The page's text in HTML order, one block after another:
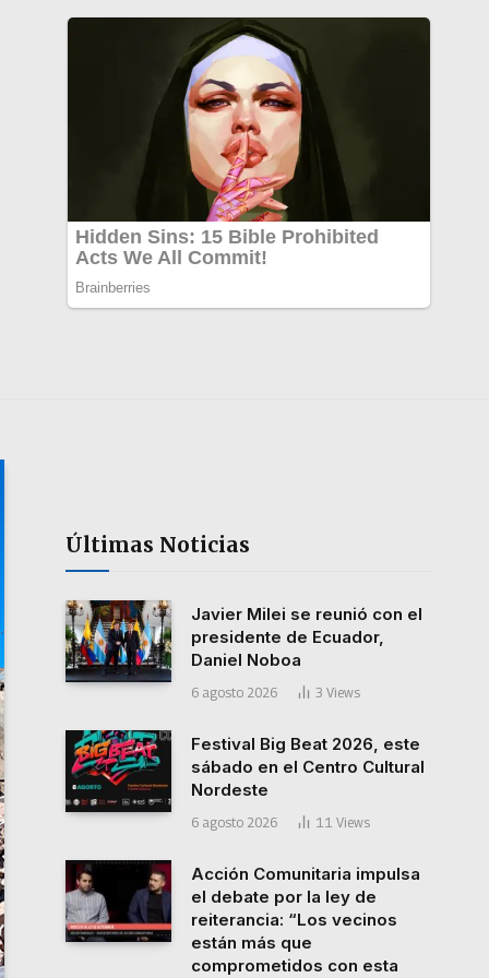
Últimas Noticias
Javier Milei se reunió con el
presidente de Ecuador,
Daniel Noboa
6 agosto 2026 3 Views
Festival Big Beat 2026, este
sábado en el Centro Cultural
Nordeste
6 agosto 2026 11 Views
Acción Comunitaria impulsa
el debate por la ley de
reiterancia: “Los vecinos
están más que
comprometidos con esta